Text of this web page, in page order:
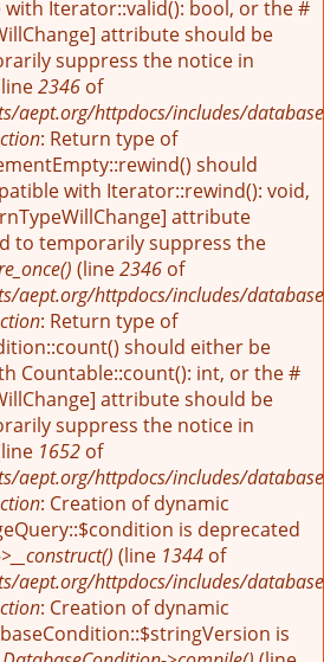
Iterator::valid(): bool, or the #
attribute should be
suppress the notice in
2346 of
aept.org/httpdocs/includes/
: Return type of
should
with Iterator::rewind(): void,
attribute
to temporarily suppress the
(line2346 of
aept.org/httpdocs/includes/
: Return type of
should either be
Countable::count(): int, or the #
attribute should be
suppress the notice in
1652 of
aept.org/httpdocs/includes/
: Creation of dynamic
is deprecated
(line 1344 of
aept.org/httpdocs/includes/
: Creation of dynamic
is